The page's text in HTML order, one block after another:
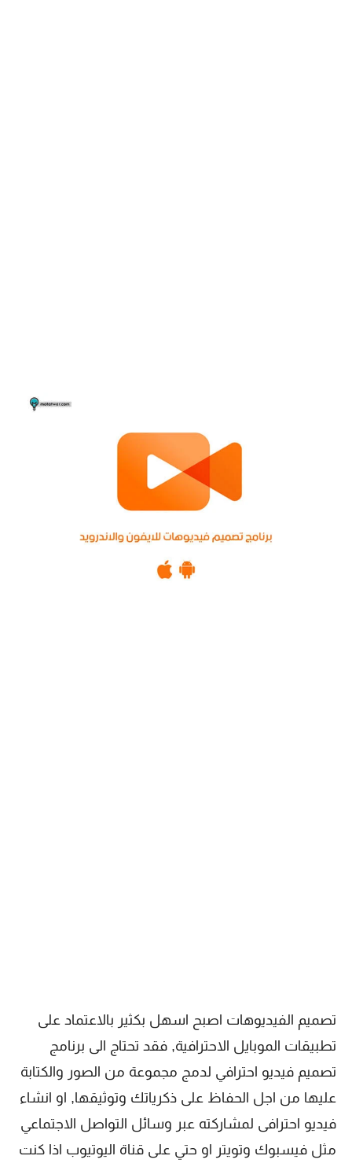
تصميم الفيديوهات اصبح اسهل بكثير بالاعتماد على
تطبيقات الموبايل الاحترافية, فقد تحتاج الى برنامج
تصميم فيديو احترافي لدمج مجموعة من الصور والكتابة
عليها من اجل الحفاظ على ذكرياتك وتوثيقها, او انشاء
فيديو احترافى لمشاركته عبر وسائل التواصل الاجتماعي
مثل فيسبوك وتويتر او حتي على قناة اليوتيوب اذا كنت